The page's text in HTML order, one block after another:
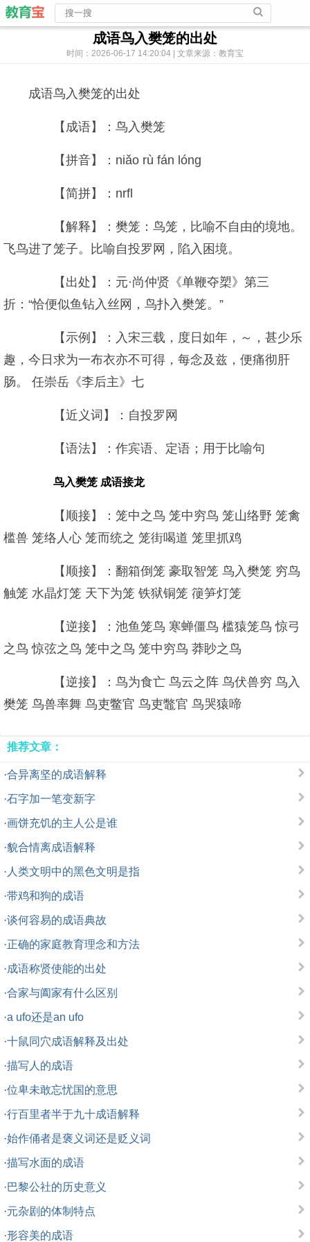
成语鸟入樊笼的出处
时间：2026-06-17 14:20:04 | 文章来源：教育宝
成语鸟入樊笼的出处
【成语】：鸟入樊笼
【拼音】：niǎo rù fán lóng
【简拼】：nrfl
【解释】：樊笼：鸟笼，比喻不自由的境地。
飞鸟进了笼子。比喻自投罗网，陷入困境。
【出处】：元·尚仲贤《单鞭夺槊》第三
折：“恰便似鱼钻入丝网，鸟扑入樊笼。”
【示例】：入宋三载，度日如年，～，甚少乐
趣，今日求为一布衣亦不可得，每念及兹，便痛彻肝
肠。 任崇岳《李后主》七
【近义词】：自投罗网
【语法】：作宾语、定语；用于比喻句
鸟入樊笼 成语接龙
【顺接】：笼中之鸟 笼中穷鸟 笼山络野 笼禽
槛兽 笼络人心 笼而统之 笼街喝道 笼里抓鸡
【顺接】：翻箱倒笼 豪取智笼 鸟入樊笼 穷鸟
触笼 水晶灯笼 天下为笼 铁狱铜笼 箯笋灯笼
【逆接】：池鱼笼鸟 寒蝉僵鸟 槛猿笼鸟 惊弓
之鸟 惊弦之鸟 笼中之鸟 笼中穷鸟 莽眇之鸟
【逆接】：鸟为食亡 鸟云之阵 鸟伏兽穷 鸟入
樊笼 鸟兽率舞 鸟吏鳖官 鸟吏鼈官 鸟哭猿啼
推荐文章：
·合异离坚的成语解释
·石字加一笔变新字
·画饼充饥的主人公是谁
·貌合情离成语解释
· 人类文明中的黑色文明是指
·带鸡和狗的成语
·谈何容易的成语典故
·正确的家庭教育理念和方法
·成语称贤使能的出处
·合家与阖家有什么区别
·a ufo还是an ufo
·十鼠同穴成语解释及出处
·描写人的成语
·位卑未敢忘忧国的意思
·行百里者半于九十成语解释
·始作俑者是褒义词还是贬义词
·描写水面的成语
·巴黎公社的历史意义
·元杂剧的体制特点
·形容美的成语